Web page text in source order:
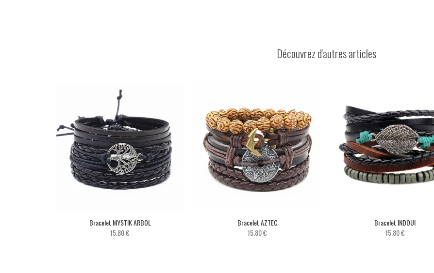
Découvrez d'autres articles
Bracelet MYSTIK ARBOL
15.80 €
Bracelet AZTEC
15.80 €
Bracelet INDOUI
15.80 €